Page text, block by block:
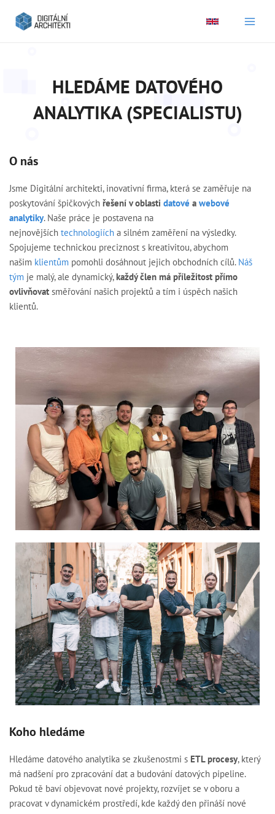
HLEDÁME DATOVÉHO
ANALYTIKA (SPECIALISTU)
O nás
Jsme Digitální architekti, inovativní firma, která se zaměřuje na
poskytování špičkových řešení v oblasti datové a webové
analytiky. Naše práce je postavena na
nejnovějších technologiích a silném zaměření na výsledky.
Spojujeme technickou preciznost s kreativitou, abychom
našim klientům pomohli dosáhnout jejich obchodních cílů. Náš
tým je malý, ale dynamický,každý člen má příležitost přímo
ovlivňovat směřování našich projektů a tím i úspěch našich
klientů.
Koho hledáme
Hledáme datového analytika se zkušenostmi s ETL procesy, který
má nadšení pro zpracování dat a budování datových pipeline.
Pokud tě baví objevovat nové projekty, rozvíjet se v oboru a
pracovat v dynamickém prostředí, kde každý den přináší nové